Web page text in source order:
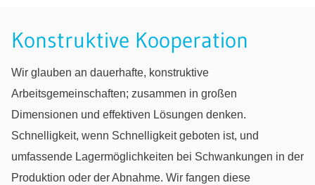
Konstruktive Kooperation
Wir glauben an dauerhafte, konstruktive
Arbeitsgemeinschaften; zusammen in großen
Dimensionen und effektiven Lösungen denken.
Schnelligkeit, wenn Schnelligkeit geboten ist, und
umfassende Lagermöglichkeiten bei Schwankungen in der
Produktion oder der Abnahme. Wir fangen diese